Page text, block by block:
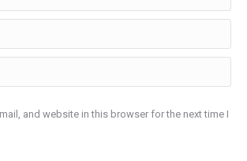
and website in this browser for the next time I